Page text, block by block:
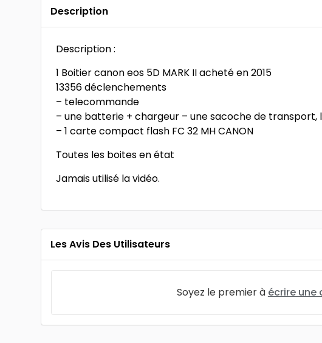
Description
Description :
1 Boitier canon eos 5D MARK II acheté en 2015
13356 déclenchements
– telecommande
– une batterie + chargeur – une sacoche de transport,
– 1 carte compact flash FC 32 MH CANON
Toutes les boites en état
Jamais utilisé la vidéo.
Les Avis Des Utilisateurs
Soyez le premier à écrire une